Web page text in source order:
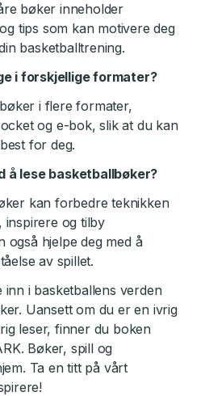
bøker inneholder
tips som kan motivere deg
basketballtrening.
i forskjellige formater?
i flere formater,
og e-bok, slik at du kan
for deg.
å lese basketballbøker?
kan forbedre teknikken
inspirere og tilby
også hjelpe deg med å
av spillet.
inn i basketballens verden
Uansett om du er en ivrig
leser, finner du boken
Bøker, spill og
Ta en titt på vårt